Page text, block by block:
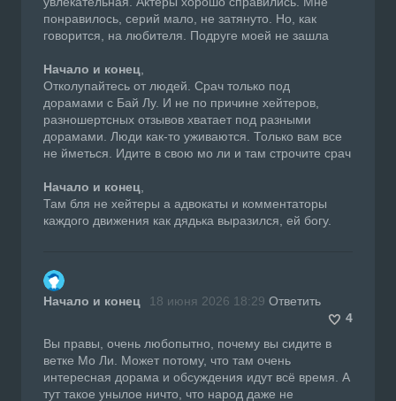
понравилось, серий мало, не затянуто. Но, как
говорится, на любителя. Подруге моей не зашла
Начало и конец
Отколупайтесь от людей. Срач только под
дорамами с Бай Лу. И не по причине хейтеров,
разношертсных отзывов хватает под разными
дорамами. Люди как-то уживаются. Только вам все
не йметься. Идите в свою мо ли и там строчите срач
Начало и конец
Там бля не хейтеры а адвокаты и комментаторы
каждого движения как дядька выразился, ей богу.
Начало и конец 18 июня 2026 18:29 Ответить
4
Вы правы, очень любопытно, почему вы сидите в
ветке Мо Ли. Может потому, что там очень
интересная дорама и обсуждения идут всё время. А
тут такое унылое ничто, что народ даже не